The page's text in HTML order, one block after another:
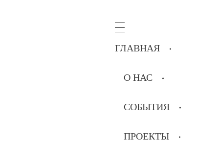
ГЛАВНАЯ
О НАС
СОБЫТИЯ
ПРОЕКТЫ